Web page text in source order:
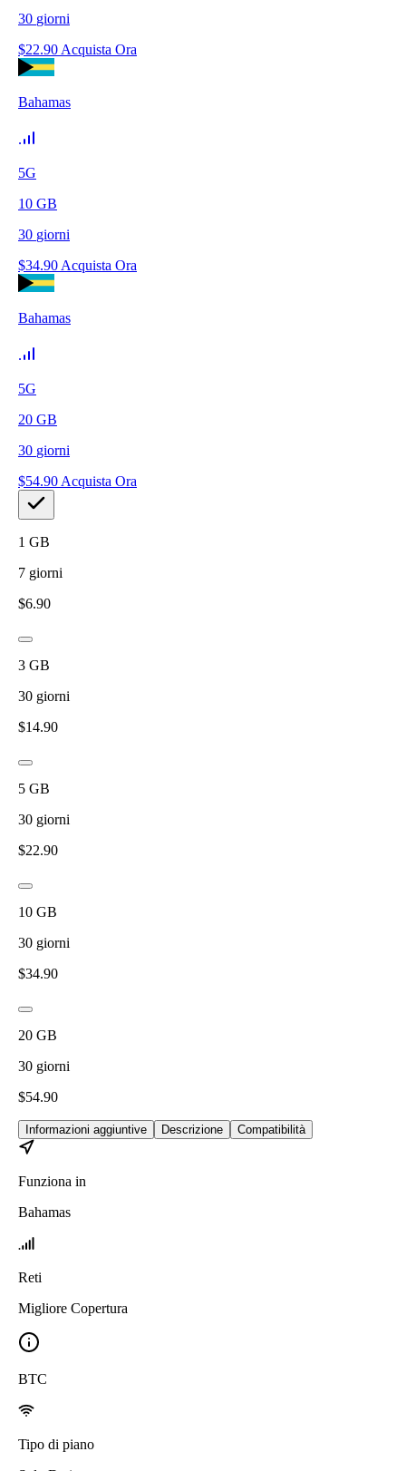
30 giorni
$22.90 Acquista Ora
Bahamas
5G
10 GB
30 giorni
$34.90 Acquista Ora
Bahamas
5G
20 GB
30 giorni
$54.90 Acquista Ora
1 GB
7 giorni
$6.90
3 GB
30 giorni
$14.90
5 GB
30 giorni
$22.90
10 GB
30 giorni
$34.90
20 GB
30 giorni
$54.90
Informazioni aggiuntive Descrizione Compatibilità
Funziona in
Bahamas
Reti
Migliore Copertura
BTC
Tipo di piano